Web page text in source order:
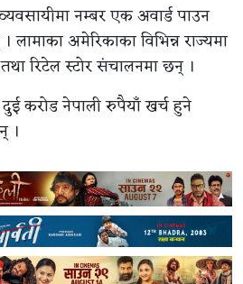
नम्बर एक अवार्ड पाउन
अमेरिकाका विभिन्न राज्यमा
रिटेल स्टोर संचालनमा छन् ।
करोड नेपाली रुपैयाँ खर्च हुने
।